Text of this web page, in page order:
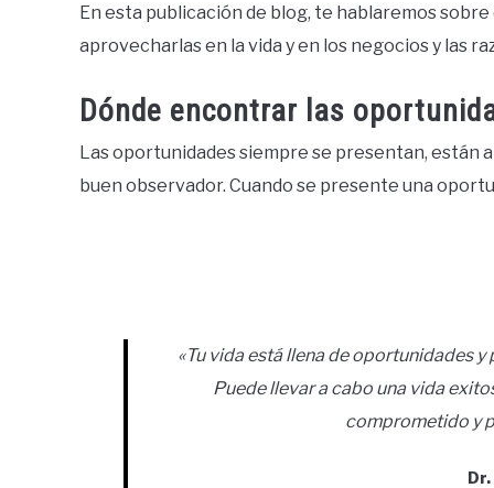
En esta publicación de blog, te hablaremos
aprovecharlas en la vida y en los negocios y las
Dónde encontrar las
Las oportunidades siempre se presentan, están
buen observador. Cuando se presente una
«Tu vida está llena de oportunidades
Puede llevar a cabo una vida
comprometido y
Dr.